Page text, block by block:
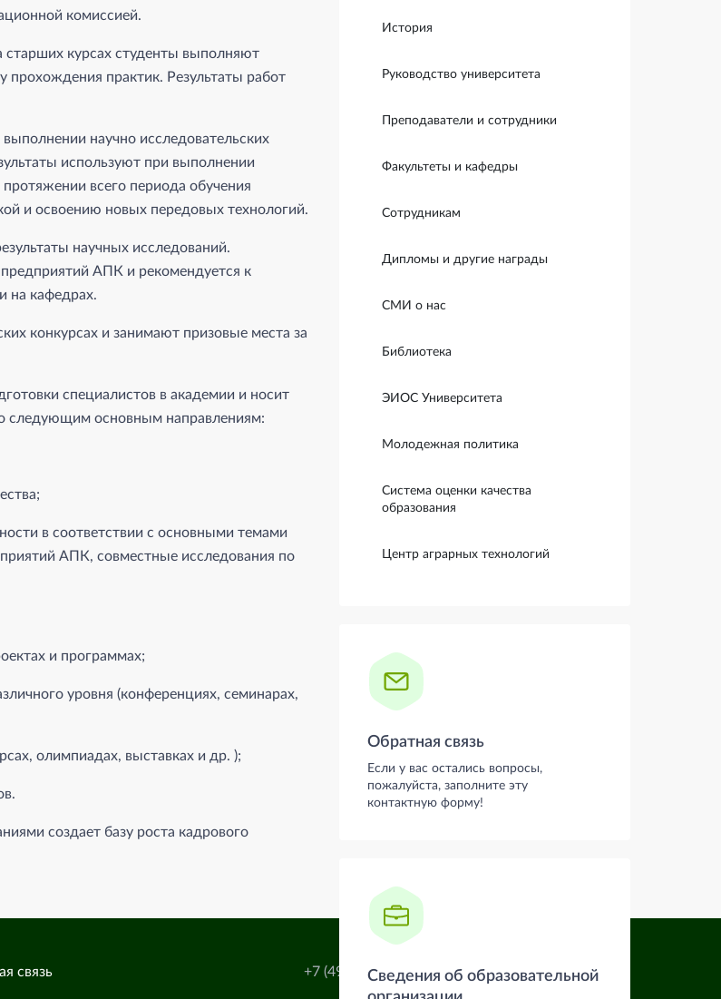
комиссией.
курсах студенты выполняют
прохождения практик. Результаты работ
научно исследовательских
используют при выполнении
всего периода обучения
и освоению новых передовых технологий.
научных исследований.
АПК и рекомендуется к
на кафедрах.
конкурсах и занимают призовые места за
специалистов в академии и носит
следующим основным направлениям:
в соответствии с основными темами
АПК, совместные исследования по
и программах;
уровня (конференциях, семинарах,
олимпиадах, выставках и др. );
создает базу роста кадрового
История
Руководство университета
Преподаватели и сотрудники
Факультеты и кафедры
Сотрудникам
Дипломы и другие награды
СМИ о нас
Библиотека
ЭИОС Университета
Молодежная политика
Система оценки качества
образования
Центр аграрных технологий
Обратная связь
Если у вас остались вопросы,
пожалуйста, заполните эту
контактную форму!
Сведения об образовательной
связь +7 (4932) 32-54-02